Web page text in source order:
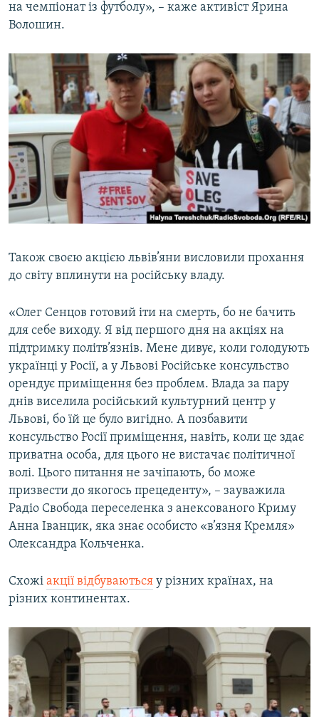
на чемпіонат із футболу», – каже активіст Ярина
Волошин.
Також своєю акцією львів’яни висловили прохання
до світу вплинути на російську владу.
«Олег Сенцов готовий іти на смерть, бо не бачить
для себе виходу. Я від першого дня на акціях на
підтримку політв’язнів. Мене дивує, коли голодують
українці у Росії, а у Львові Російське консульство
орендує приміщення без проблем. Влада за пару
днів виселила російський культурний центр у
Львові, бо їй це було вигідно. А позбавити
консульство Росії приміщення, навіть, коли це здає
приватна особа, для цього не вистачає політичної
волі. Цього питання не зачіпають, бо може
призвести до якогось прецеденту», – зауважила
Радіо Свобода переселенка з анексованого Криму
Анна Іванцик, яка знає особисто «в’язня Кремля»
Олександра Кольченка.
Схожі акції відбуваються у різних країнах, на
різних континентах.